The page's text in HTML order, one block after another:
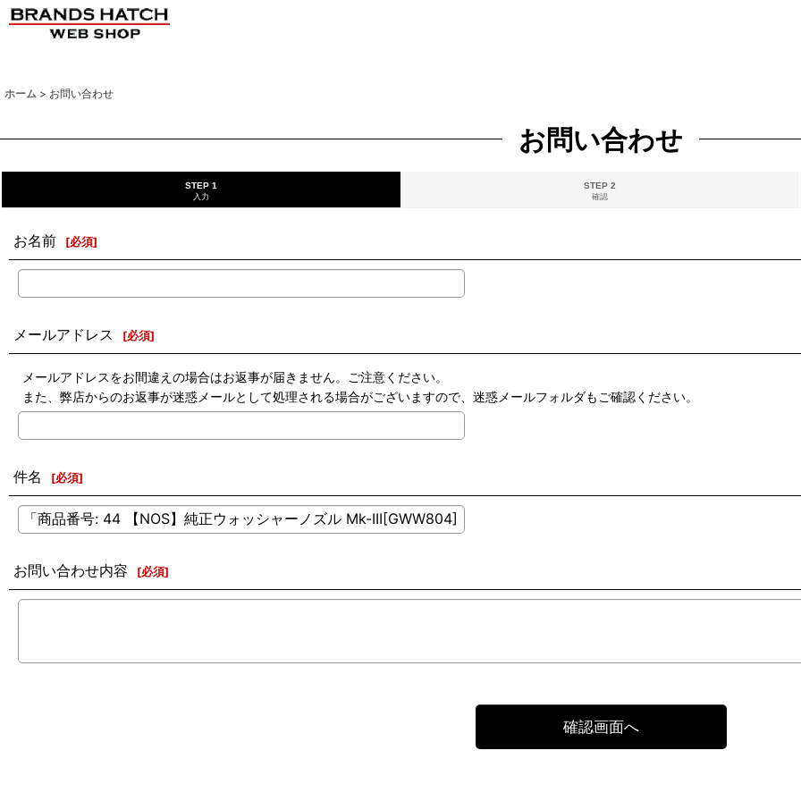
ホーム > お問い合わせ
お問い合わせ
STEP 1
入力
STEP 2
確認
お名前 [必須]
メールアドレス [必須]
メールアドレスをお間違えの場合はお返事が届きません。ご注意ください。
また、弊店からのお返事が迷惑メールとして処理される場合がございますので、迷惑メールフォルダもご確認ください。
件名 [必須]
お問い合わせ内容 [必須]
確認画面へ